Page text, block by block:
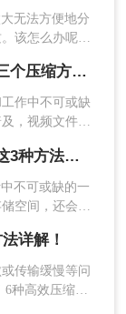
例。
无法方便地分
该怎么办呢？
极方法。 mp4视频太大怎么压缩不影响画质？三个压缩方法教给你！
作中不可或缺
，视频文件的
的MP4视频压
缩不影响画质
您压缩MP4视
mp4视频太大怎么压缩不影响画质？这3种方法轻松实现压缩！
不可或缺的一
空间，还会影
么mp4视频太
压缩MP4视频
详解！
传输缓慢等问
种高效压缩方